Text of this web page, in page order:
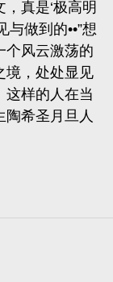
真是‘极高明
做到的••”想
个风云激荡的
境，处处显见
这样的人在当
陶希圣月旦人